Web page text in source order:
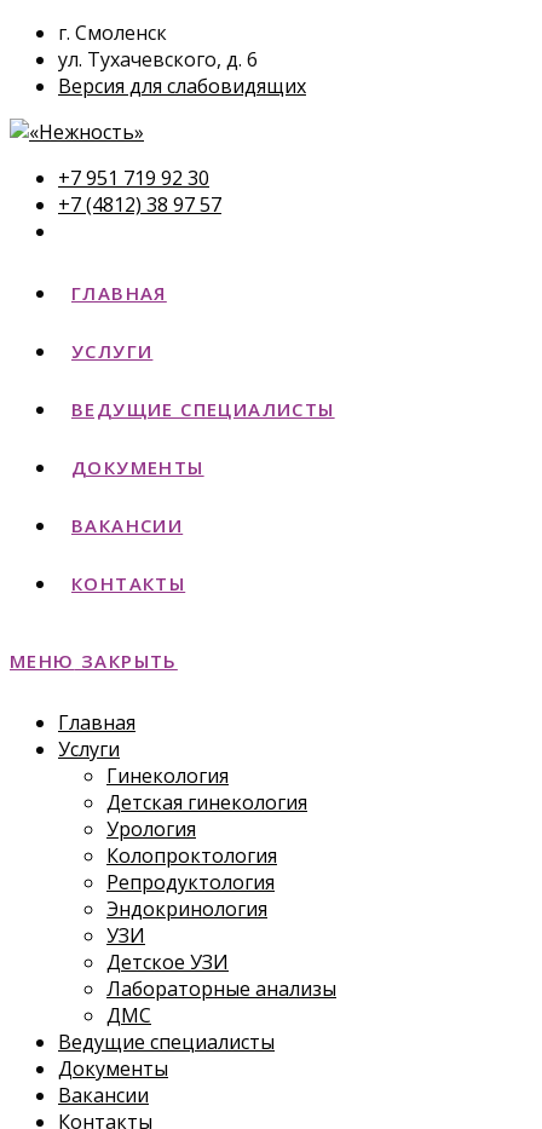
г. Смоленск
ул. Тухачевского, д. 6
Версия для слабовидящих
+7 951 719 92 30
+7 (4812) 38 97 57
ГЛАВНАЯ
УСЛУГИ
ВЕДУЩИЕ СПЕЦИАЛИСТЫ
ДОКУМЕНТЫ
ВАКАНСИИ
КОНТАКТЫ
МЕНЮ ЗАКРЫТЬ
Главная
Услуги
Гинекология
Детская гинекология
Урология
Колопроктология
Репродуктология
Эндокринология
УЗИ
Детское УЗИ
Лабораторные анализы
ДМС
Ведущие специалисты
Документы
Вакансии
Контакты